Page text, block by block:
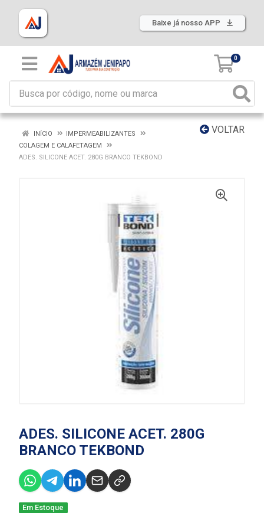
Baixe já nosso APP
0
VOLTAR
INÍCIO
IMPERMEABILIZANTES
COLAGEM E CALAFETAGEM
ADES. SILICONE ACET. 280G BRANCO TEKBOND
ADES. SILICONE ACET. 280G
BRANCO TEKBOND
Em Estoque